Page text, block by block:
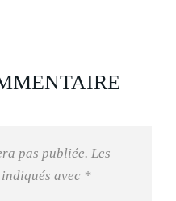
pas publiée. Les
avec *